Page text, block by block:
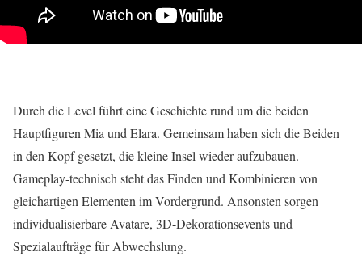
Durch die Level führt eine Geschichte rund um die beiden
Hauptfiguren Mia und Elara. Gemeinsam haben sich die Beiden
in den Kopf gesetzt, die kleine Insel wieder aufzubauen.
Gameplay-technisch steht das Finden und Kombinieren von
gleichartigen Elementen im Vordergrund. Ansonsten sorgen
individualisierbare Avatare, 3D-Dekorationsevents und
Spezialaufträge für Abwechslung.